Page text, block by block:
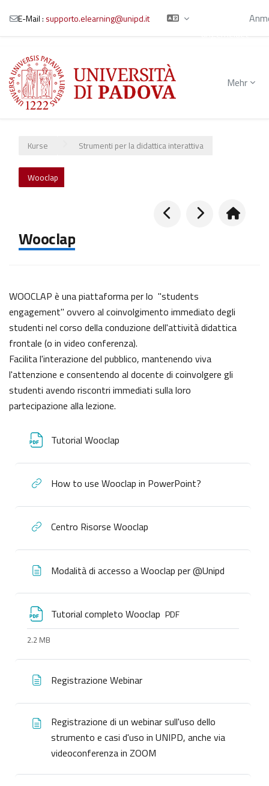
Zum Hauptinhalt
E-Mail : supporto.elearning@unipd.it
Mehr
Kurse Strumenti per la didattica interattiva
Wooclap
Wooclap
WOOCLAP è una piattaforma per lo "students
engagement" ovvero al coinvolgimento immediato degli
studenti nel corso della conduzione dell'attività didattica
frontale (o in video conferenza).
Facilita l'interazione del pubblico, mantenendo viva
l'attenzione e consentendo al docente di coinvolgere gli
studenti avendo riscontri immediati sulla loro
partecipazione alla lezione.
Tutorial Wooclap
How to use Wooclap in PowerPoint?
Centro Risorse Wooclap
Modalità di accesso a Wooclap per @Unipd
Tutorial completo Wooclap PDF
2.2 MB
Registrazione Webinar
Registrazione di un webinar sull'uso dello
strumento e casi d'uso in UNIPD, anche via
videoconferenza in ZOOM